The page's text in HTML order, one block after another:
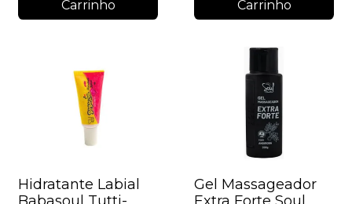
Carrinho
Carrinho
Hidratante Labial
Gel Massageador